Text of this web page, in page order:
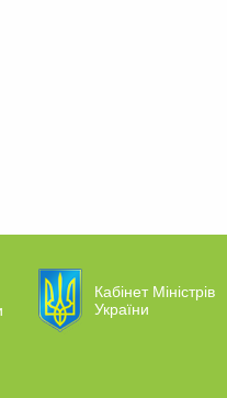
Кабінет Міністрів
України